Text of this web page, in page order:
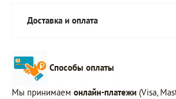
Доставка и оплата
Способы оплаты
Мы принимаем онлайн-платежи (Visa,